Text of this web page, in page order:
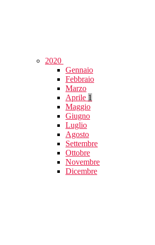
2020
Gennaio
Febbraio
Marzo
Aprile 1
Maggio
Giugno
Luglio
Agosto
Settembre
Ottobre
Novembre
Dicembre